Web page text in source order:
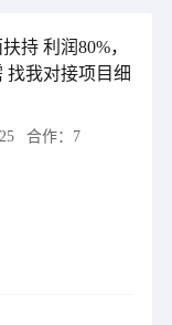
持 利润80%，
找我对接项目细
合作： 7